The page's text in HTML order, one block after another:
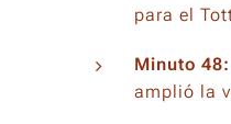
para el
Minuto 48:
amplió la